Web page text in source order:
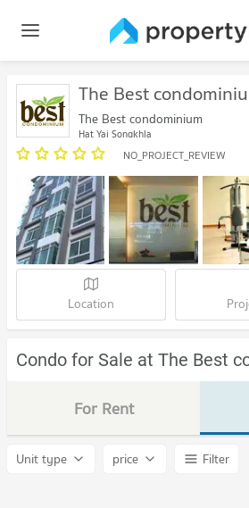
The Best
The Best condominium
Hat Yai Songkhla
NO_PROJECT_REVIEW
Location
Condo for Sale at The Best
For Rent
Unit type price
Filter